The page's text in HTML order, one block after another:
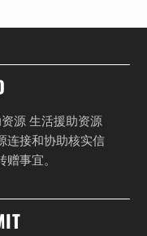
源 生活援助资源
连接和协助核实信
事宜。